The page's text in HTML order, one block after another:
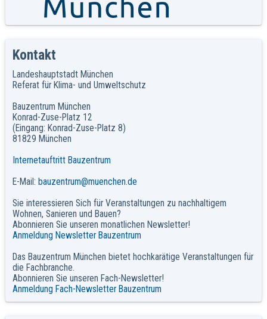
Kontakt
Landeshauptstadt München
Referat für Klima- und Umweltschutz
Bauzentrum München
Konrad-Zuse-Platz 12
(Eingang: Konrad-Zuse-Platz 8)
81829 München
Internetauftritt Bauzentrum
E-Mail: bauzentrum@muenchen.de
Sie interessieren Sich für Veranstaltungen zu nachhaltigem
Wohnen, Sanieren und Bauen?
Abonnieren Sie unseren monatlichen Newsletter!
Anmeldung Newsletter Bauzentrum
Das Bauzentrum München bietet hochkarätige Veranstaltungen für
die Fachbranche.
Abonnieren Sie unseren Fach-Newsletter!
Anmeldung Fach-Newsletter Bauzentrum